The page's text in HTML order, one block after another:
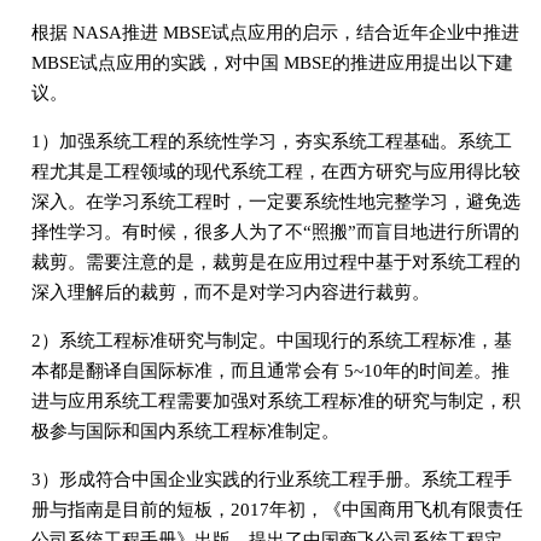
根据 NASA推进 MBSE试点应用的启示，结合近年企业中推进
MBSE试点应用的实践，对中国 MBSE的推进应用提出以下建
议。
1）加强系统工程的系统性学习，夯实系统工程基础。系统工
程尤其是工程领域的现代系统工程，在西方研究与应用得比较
深入。在学习系统工程时，一定要系统性地完整学习，避免选
择性学习。有时候，很多人为了不“照搬”而盲目地进行所谓的
裁剪。需要注意的是，裁剪是在应用过程中基于对系统工程的
深入理解后的裁剪，而不是对学习内容进行裁剪。
2）系统工程标准研究与制定。中国现行的系统工程标准，基
本都是翻译自国际标准，而且通常会有 5~10年的时间差。推
进与应用系统工程需要加强对系统工程标准的研究与制定，积
极参与国际和国内系统工程标准制定。
3）形成符合中国企业实践的行业系统工程手册。系统工程手
册与指南是目前的短板，2017年初，《中国商用飞机有限责任